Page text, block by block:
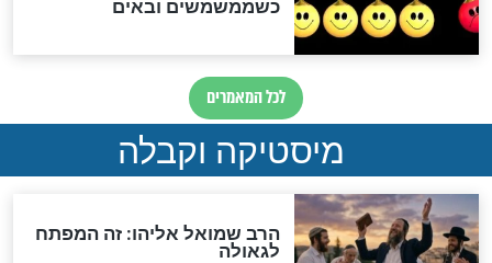
מה יהיה בימות המשיח?
"לפני הגאולה תהיה אפיקורסות
והכחשה גדולה מאוד של
האמונה"